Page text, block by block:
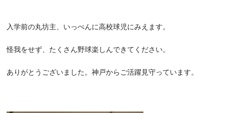
入学前の丸坊主、いっぺんに高校球児にみえます。
怪我をせず、たくさん野球楽しんできてください。
ありがとうございました。神戸からご活躍見守っています。